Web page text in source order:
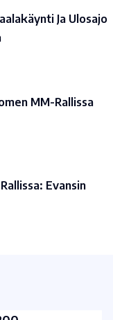
Ja Ulosajo
MM-Rallissa
Evansin